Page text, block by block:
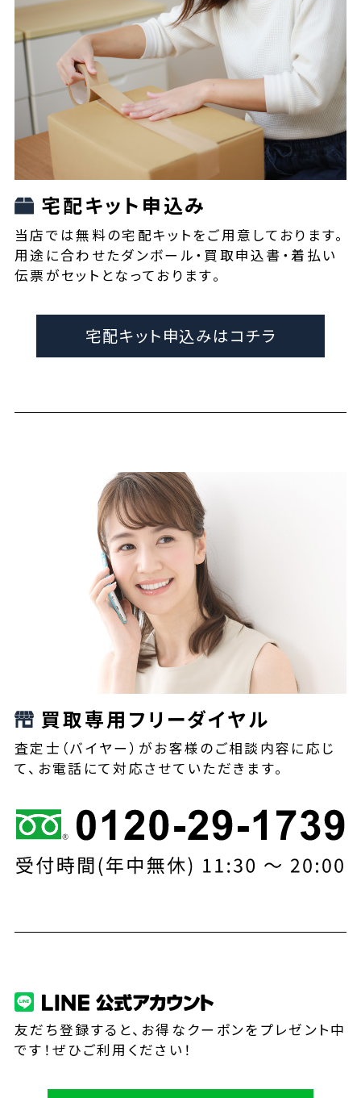
宅配キット申込み
当店では無料の宅配キットをご用意しております。
用途に合わせたダンボール・買取申込書・着払い
伝票がセットとなっております。
宅配キット申込みはコチラ
買取専用フリーダイヤル
査定士（バイヤー）がお客様のご相談内容に応じ
て、お電話にて対応させていただきます。
友だち登録すると、お得なクーポンをプレゼント中
です！ぜひご利用ください！